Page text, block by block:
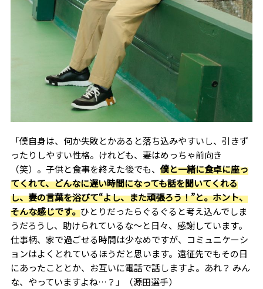
「僕自身は、何か失敗とかあると落ち込みやすいし、引きず
ったりしやすい性格。けれども、妻はめっちゃ前向き
（笑）。子供と食事を終えた後でも、 僕と一緒に食卓に座っ
てくれて、どんなに遅い時間になっても話を聞いてくれる
し、妻の言葉を浴びて“よし、また頑張ろう！”と。ホント、
そんな感じです。ひとりだったらぐるぐると考え込んでしま
うだろうし、助けられているな〜と日々、感謝しています。
仕事柄、家で過ごせる時間は少なめですが、コミュニケーシ
ョンはよくとれているほうだと思います。遠征先でもその日
にあったこととか、お互いに電話で話しますよ。あれ？ みん
な、やっていますよね…？」（源田選手）